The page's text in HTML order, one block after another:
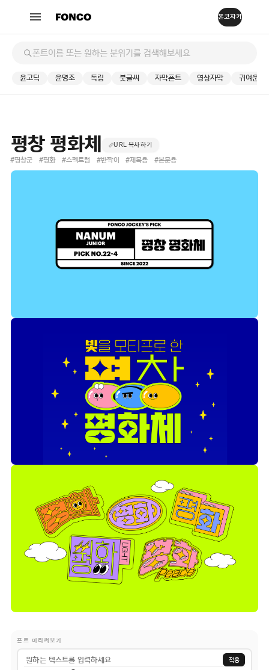
윤고딕 윤명조 독립 붓글씨 자막폰트 영상자막 귀여운
평창 평화체 URL 복사하기
#평창군 #평화 #스펙트럼 #반짝이 #제목용 #본문용
폰트 미리써보기
적용